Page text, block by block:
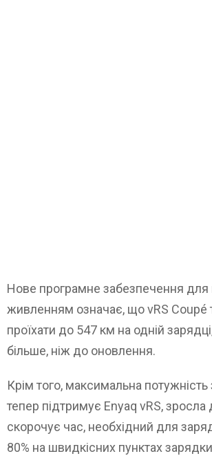
Нове програмне забезпечення для
живленням означає, що vRS Coupé
проїхати до 547 км на одній
більше, ніж до оновлення.
Крім того, максимальна потужність
тепер підтримує Enyaq vRS,
скорочує час, необхідний для
80% на швидкісних пунктах зарядки